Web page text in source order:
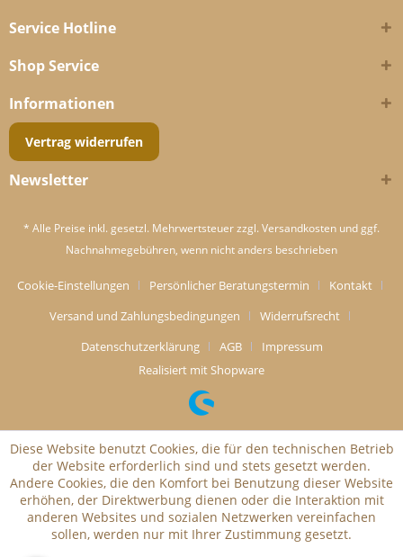
Service Hotline
Shop Service
Informationen
Vertrag widerrufen
Newsletter
* Alle Preise inkl. gesetzl. Mehrwertsteuer zzgl. Versandkosten und ggf.
Nachnahmegebühren, wenn nicht anders beschrieben
Cookie-Einstellungen Persönlicher Beratungstermin
Kontakt
Versand und Zahlungsbedingungen
Widerrufsrecht
Datenschutzerklärung
AGB
Impressum
Realisiert mit Shopware
Diese Website benutzt Cookies, die für den technischen Betrieb
der Website erforderlich sind und stets gesetzt werden.
Andere Cookies, die den Komfort bei Benutzung dieser Website
erhöhen, der Direktwerbung dienen oder die Interaktion mit
anderen Websites und sozialen Netzwerken vereinfachen
sollen, werden nur mit Ihrer Zustimmung gesetzt.